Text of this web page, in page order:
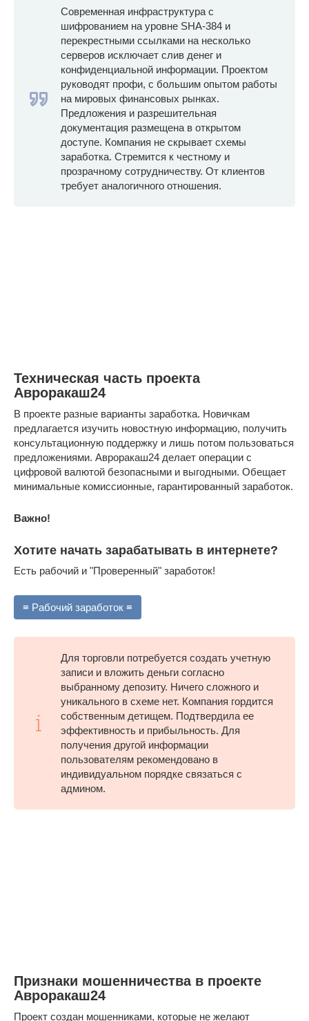
Современная инфраструктура с
шифрованием на уровне SHA-384 и
перекрестными ссылками на несколько
серверов исключает слив денег и
конфиденциальной информации. Проектом
руководят профи, с большим опытом работы
на мировых финансовых рынках.
Предложения и разрешительная
документация размещена в открытом
доступе. Компания не скрывает схемы
заработка. Стремится к честному и
прозрачному сотрудничеству. От клиентов
требует аналогичного отношения.
Техническая часть проекта
Авроракаш24
В проекте разные варианты заработка. Новичкам
предлагается изучить новостную информацию, получить
консультационную поддержку и лишь потом пользоваться
предложениями. Авроракаш24 делает операции с
цифровой валютой безопасными и выгодными. Обещает
минимальные комиссионные, гарантированный заработок.
Важно!
Хотите начать зарабатывать в интернете?
Есть рабочий и "Проверенный" заработок!
≡ Рабочий заработок ≡
Для торговли потребуется создать учетную
записи и вложить деньги согласно
выбранному депозиту. Ничего сложного и
уникального в схеме нет. Компания гордится
собственным детищем. Подтвердила ее
эффективность и прибыльность. Для
получения другой информации
пользователям рекомендовано в
индивидуальном порядке связаться с
админом.
Признаки мошенничества в проекте
Авроракаш24
Проект создан мошенниками, которые не желают